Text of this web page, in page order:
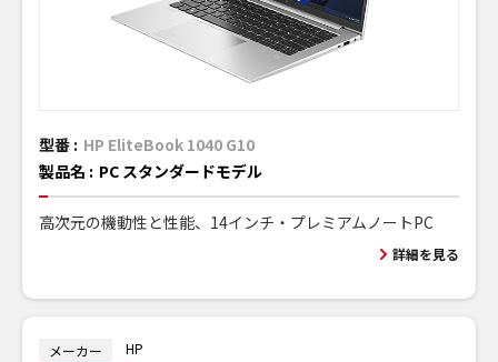
型番 : HP EliteBook 1040 G10
製品名 : PC スタンダードモデル
高次元の機動性と性能、14インチ・プレミアムノートPC
詳細を見る
メーカー HP